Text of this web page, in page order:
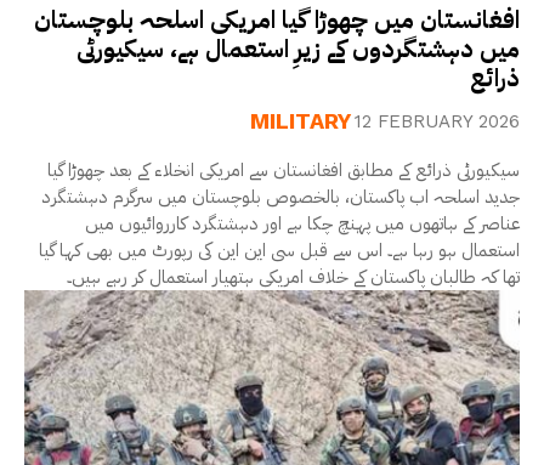
افغانستان میں چھوڑا گیا امریکی اسلحہ بلوچستان
میں دہشتگردوں کے زیرِ استعمال ہے، سیکیورٹی
ذرائع
MILITARY12 FEBRUARY 2026
سیکیورٹی ذرائع کے مطابق افغانستان سے امریکی انخلاء کے بعد چھوڑا گیا
جدید اسلحہ اب پاکستان، بالخصوص بلوچستان میں سرگرم دہشتگرد
عناصر کے ہاتھوں میں پہنچ چکا ہے اور دہشتگرد کارروائیوں میں
استعمال ہو رہا ہے۔ اس سے قبل سی این این کی رپورٹ میں بھی کہا گیا
تھا کہ طالبان پاکستان کے خلاف امریکی ہتھیار استعمال کر رہے ہیں۔